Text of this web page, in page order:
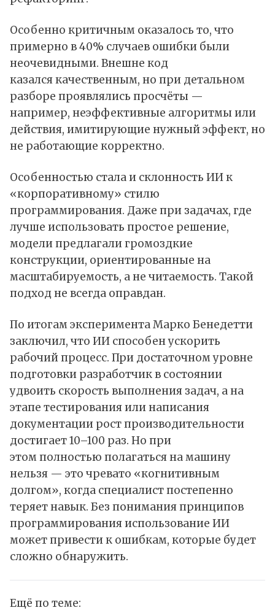
Особенно критичным оказалось то, что
примерно в 40% случаев ошибки были
неочевидными. Внешне код
казался качественным, но при детальном
разборе проявлялись просчёты —
например, неэффективные алгоритмы или
действия, имитирующие нужный эффект, но
не работающие корректно.
Особенностью стала и склонность ИИ к
«корпоративному» стилю
программирования. Даже при задачах, где
лучше использовать простое решение,
модели предлагали громоздкие
конструкции, ориентированные на
масштабируемость, а не читаемость. Такой
подход не всегда оправдан.
По итогам эксперимента Марко Бенедетти
заключил, что ИИ способен ускорить
рабочий процесс. При достаточном уровне
подготовки разработчик в состоянии
удвоить скорость выполнения задач, а на
этапе тестирования или написания
документации рост производительности
достигает 10–100 раз. Но при
этом полностью полагаться на машину
нельзя — это чревато «когнитивным
долгом», когда специалист постепенно
теряет навык. Без понимания принципов
программирования использование ИИ
может привести к ошибкам, которые будет
сложно обнаружить.
Ещё по теме: